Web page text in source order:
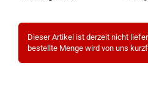
Dieser Artikel ist derzeit nicht
bestellte Menge wird von uns